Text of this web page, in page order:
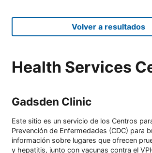
Volver a resultados
Health Services
Gadsden Clinic
Este sitio es un servicio de los Centros
Prevención de Enfermedades (CDC) para
información sobre lugares que ofrecen
y hepatitis, junto con vacunas contra el